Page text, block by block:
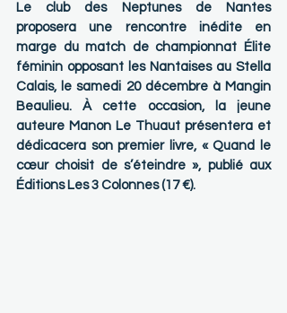
Le club des Neptunes de Nantes
proposera une rencontre inédite en
marge du match de championnat Élite
féminin opposant les Nantaises au Stella
Calais, le samedi 20 décembre à Mangin
Beaulieu. À cette occasion, la jeune
auteure Manon Le Thuaut présentera et
dédicacera son premier livre, « Quand le
cœur choisit de s’éteindre », publié aux
Éditions Les 3 Colonnes (17 €).